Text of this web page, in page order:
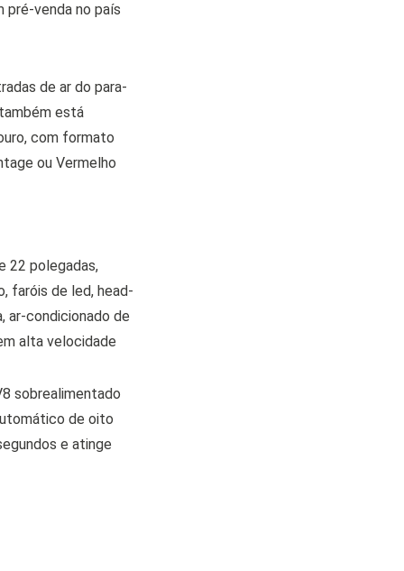
pré-venda no país
de ar do para-
está
com formato
ou Vermelho
22 polegadas,
faróis de led, head-
ar-condicionado de
alta velocidade
sobrealimentado
de oito
e atinge